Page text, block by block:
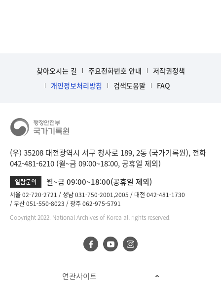
찾아오시는 길 주요전화번호 안내
저작권정책
개인정보처리방침
검색도움말 FAQ
(우) 35208 대전광역시 서구 청사로 189, 2동 (국가기록원), 전화
042-481-6210 (월~금 09:00~18:00, 공휴일 제외)
열람문의 월~금 09:00~18:00(공휴일 제외)
서울 02-720-2721 성남 031-750-2001,2005
대전 042-481-1730
부산 051-550-8023
광주 062-975-5791
Copyright 2022. National Archives of Korea all rights reserved.
연관사이트